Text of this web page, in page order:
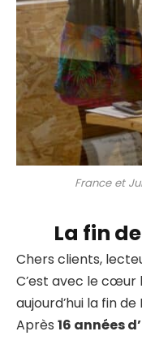
France et
La fin
Chers clients,
C’est avec le cœur
aujourd’hui la fin
Après 16 années